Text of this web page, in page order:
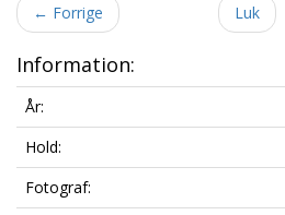
← Forrige Luk
Information:
År:
Hold:
Fotograf: